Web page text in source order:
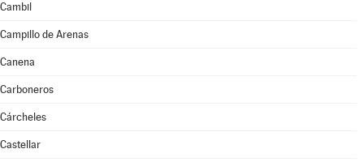
Cambil
Campillo de Arenas
Canena
Carboneros
Cárcheles
Castellar